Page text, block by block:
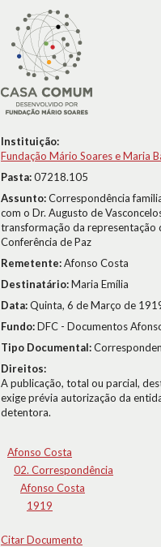
Instituição:
Fundação Mário Soares e Maria
Pasta:07218.105
Assunto:Correspondência
com o Dr. Augusto de
transformação da representação
Conferência de Paz
Remetente:Afonso Costa
Destinatário:Maria Emília
Data:Quinta, 6 de Março de
Fundo:DFC - Documentos
Tipo Documental:
Direitos:
A publicação, total ou parcial,
exige prévia autorização da
detentora.
Afonso Costa
02. Correspondência
Afonso Costa
1919
Citar Documento